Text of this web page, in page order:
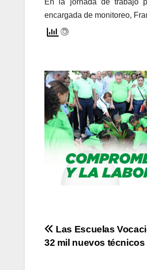
En la jornada de trabajo
encargada de monitoreo,
Navegación
Las Escuelas
32 mil nuevos técnicos